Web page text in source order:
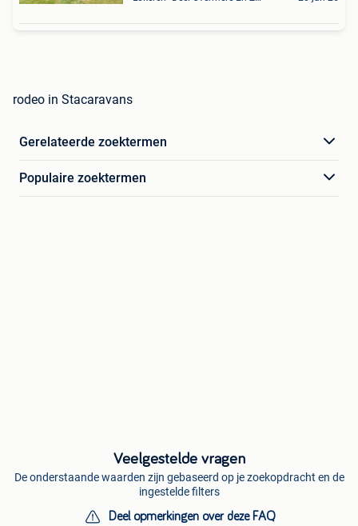
rodeo in Stacaravans
Gerelateerde zoektermen
Populaire zoektermen
Veelgestelde vragen
De onderstaande waarden zijn gebaseerd op je zoekopdracht en de
ingestelde filters
Deel opmerkingen over deze FAQ